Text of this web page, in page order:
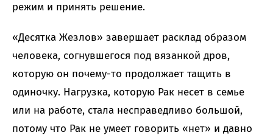
режим и принять решение.
«Десятка Жезлов» завершает расклад образом
человека, согнувшегося под вязанкой дров,
которую он почему-то продолжает тащить в
одиночку. Нагрузка, которую Рак несет в семье
или на работе, стала несправедливо большой,
потому что Рак не умеет говорить «нет» и давно